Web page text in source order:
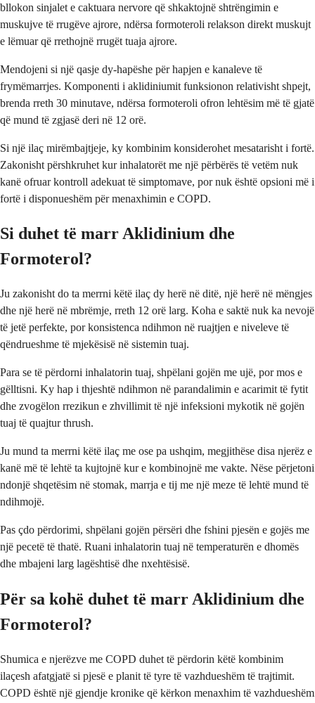
bllokon sinjalet e caktuara nervore që shkaktojnë shtrëngimin e
muskujve të rrugëve ajrore, ndërsa formoteroli relakson direkt muskujt
e lëmuar që rrethojnë rrugët tuaja ajrore.
Mendojeni si një qasje dy-hapëshe për hapjen e kanaleve të
frymëmarrjes. Komponenti i aklidiniumit funksionon relativisht shpejt,
brenda rreth 30 minutave, ndërsa formoteroli ofron lehtësim më të gjatë
që mund të zgjasë deri në 12 orë.
Si një ilaç mirëmbajtjeje, ky kombinim konsiderohet mesatarisht i fortë.
Zakonisht përshkruhet kur inhalatorët me një përbërës të vetëm nuk
kanë ofruar kontroll adekuat të simptomave, por nuk është opsioni më i
fortë i disponueshëm për menaxhimin e COPD.
Si duhet të marr Aklidinium dhe
Formoterol?
Ju zakonisht do ta merrni këtë ilaç dy herë në ditë, një herë në mëngjes
dhe një herë në mbrëmje, rreth 12 orë larg. Koha e saktë nuk ka nevojë
të jetë perfekte, por konsistenca ndihmon në ruajtjen e niveleve të
qëndrueshme të mjekësisë në sistemin tuaj.
Para se të përdorni inhalatorin tuaj, shpëlani gojën me ujë, por mos e
gëlltisni. Ky hap i thjeshtë ndihmon në parandalimin e acarimit të fytit
dhe zvogëlon rrezikun e zhvillimit të një infeksioni mykotik në gojën
tuaj të quajtur thrush.
Ju mund ta merrni këtë ilaç me ose pa ushqim, megjithëse disa njerëz e
kanë më të lehtë ta kujtojnë kur e kombinojnë me vakte. Nëse përjetoni
ndonjë shqetësim në stomak, marrja e tij me një meze të lehtë mund të
ndihmojë.
Pas çdo përdorimi, shpëlani gojën përsëri dhe fshini pjesën e gojës me
një pecetë të thatë. Ruani inhalatorin tuaj në temperaturën e dhomës
dhe mbajeni larg lagështisë dhe nxehtësisë.
Për sa kohë duhet të marr Aklidinium dhe
Formoterol?
Shumica e njerëzve me COPD duhet të përdorin këtë kombinim
ilaçesh afatgjatë si pjesë e planit të tyre të vazhdueshëm të trajtimit.
COPD është një gjendje kronike që kërkon menaxhim të vazhdueshëm